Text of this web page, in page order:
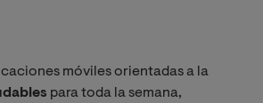
móviles orientadas a la
para toda la semana,